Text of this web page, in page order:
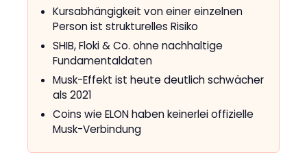
Kursabhängigkeit von einer einzelnen
Person ist strukturelles Risiko
SHIB, Floki & Co. ohne nachhaltige
Fundamentaldaten
Musk-Effekt ist heute deutlich schwächer
als 2021
Coins wie ELON haben keinerlei offizielle
Musk-Verbindung